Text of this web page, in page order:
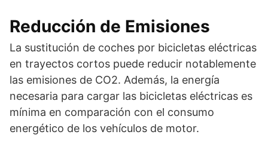
Reducción de Emisiones
La sustitución de coches por bicicletas eléctricas
en trayectos cortos puede reducir notablemente
las emisiones de CO2. Además, la energía
necesaria para cargar las bicicletas eléctricas es
mínima en comparación con el consumo
energético de los vehículos de motor.